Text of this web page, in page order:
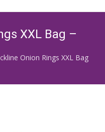
XXL Bag –
Onion Rings XXL Bag